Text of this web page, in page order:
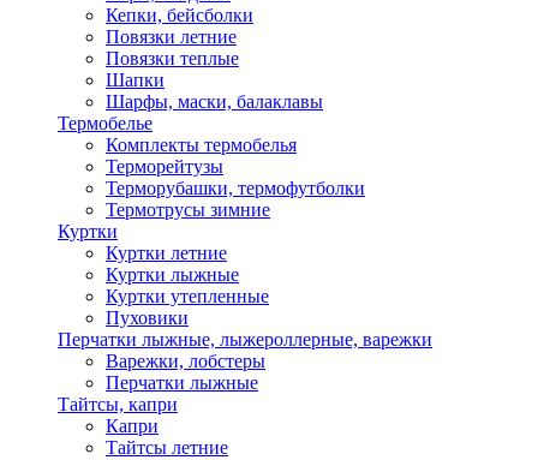
Кепки, бейсболки
Повязки летние
Повязки теплые
Шапки
Шарфы, маски, балаклавы
Термобелье
Комплекты термобелья
Терморейтузы
Терморубашки, термофутболки
Термотрусы зимние
Куртки
Куртки летние
Куртки лыжные
Куртки утепленные
Пуховики
Перчатки лыжные, лыжероллерные, варежки
Варежки, лобстеры
Перчатки лыжные
Тайтсы, капри
Капри
Тайтсы летние